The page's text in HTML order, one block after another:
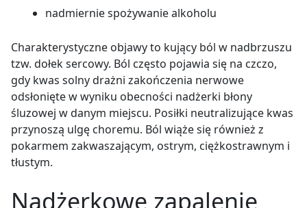
nadmiernie spożywanie alkoholu
Charakterystyczne objawy to kujący ból w nadbrzuszu
tzw. dołek sercowy. Ból często pojawia się na czczo,
gdy kwas solny drażni zakończenia nerwowe
odsłonięte w wyniku obecności nadżerki błony
śluzowej w danym miejscu. Posiłki neutralizujące kwas
przynoszą ulgę choremu. Ból wiąże się również z
pokarmem zakwaszającym, ostrym, ciężkostrawnym i
tłustym.
Nadżerkowe zapalenie